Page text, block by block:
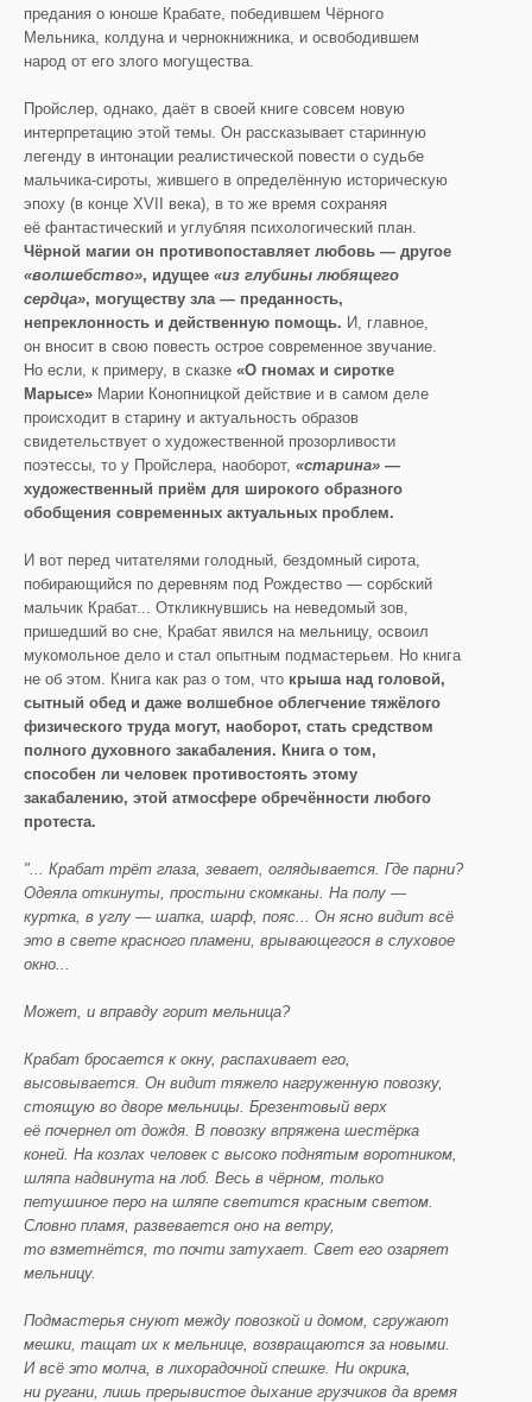
предания о юноше Крабате, победившем Чёрного
Мельника, колдуна и чернокнижника, и освободившем
народ от его злого могущества.
Пройслер, однако, даёт в своей книге совсем новую
интерпретацию этой темы. Он рассказывает старинную
легенду в интонации реалистической повести о судьбе
мальчика-сироты, жившего в определённую историческую
эпоху (в конце XVII века), в то же время сохраняя
её фантастический и углубляя психологический план.
Чёрной магии он противопоставляет любовь — другое
«волшебство», идущее «из глубины любящего
сердца», могуществу зла — преданность,
непреклонность и действенную помощь. И, главное,
он вносит в свою повесть острое современное звучание.
Но если, к примеру, в сказке «О гномах и сиротке
Марысе» Марии Конопницкой действие и в самом деле
происходит в старину и актуальность образов
свидетельствует о художественной прозорливости
поэтессы, то у Пройслера, наоборот, «старина» —
художественный приём для широкого образного
обобщения современных актуальных проблем.
И вот перед читателями голодный, бездомный сирота,
побирающийся по деревням под Рождество — сорбский
мальчик Крабат... Откликнувшись на неведомый зов,
пришедший во сне, Крабат явился на мельницу, освоил
мукомольное дело и стал опытным подмастерьем. Но книга
не об этом. Книга как раз о том, что крыша над головой,
сытный обед и даже волшебное облегчение тяжёлого
физического труда могут, наоборот, стать средством
полного духовного закабаления. Книга о том,
способен ли человек противостоять этому
закабалению, этой атмосфере обречённости любого
протеста.
"... Крабат трёт глаза, зевает, оглядывается. Где парни?
Одеяла откинуты, простыни скомканы. На полу —
куртка, в углу — шапка, шарф, пояс... Он ясно видит всё
это в свете красного пламени, врывающегося в слуховое
окно...
Может, и вправду горит мельница?
Крабат бросается к окну, распахивает его,
высовывается. Он видит тяжело нагруженную повозку,
стоящую во дворе мельницы. Брезентовый верх
её почернел от дождя. В повозку впряжена шестёрка
коней. На козлах человек с высоко поднятым воротником,
шляпа надвинута на лоб. Весь в чёрном, только
петушиное перо на шляпе светится красным светом.
Словно пламя, развевается оно на ветру,
то взметнётся, то почти затухает. Свет его озаряет
мельницу.
Подмастерья снуют между повозкой и домом, сгружают
мешки, тащат их к мельнице, возвращаются за новыми.
И всё это молча, в лихорадочной спешке. Ни окрика,
ни ругани, лишь прерывистое дыхание грузчиков да время